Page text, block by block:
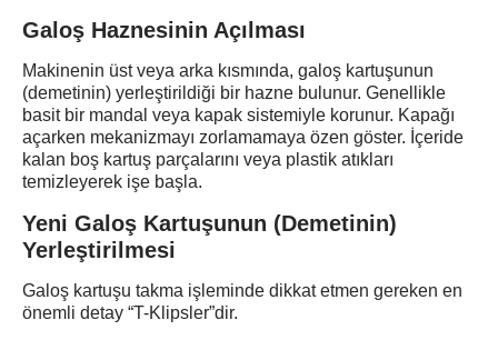
Galoş Haznesinin Açılması
Makinenin üst veya arka kısmında, galoş kartuşunun
(demetinin) yerleştirildiği bir hazne bulunur. Genellikle
basit bir mandal veya kapak sistemiyle korunur. Kapağı
açarken mekanizmayı zorlamamaya özen göster. İçeride
kalan boş kartuş parçalarını veya plastik atıkları
temizleyerek işe başla.
Yeni Galoş Kartuşunun (Demetinin)
Yerleştirilmesi
Galoş kartuşu takma işleminde dikkat etmen gereken en
önemli detay “T-Klipsler”dir.